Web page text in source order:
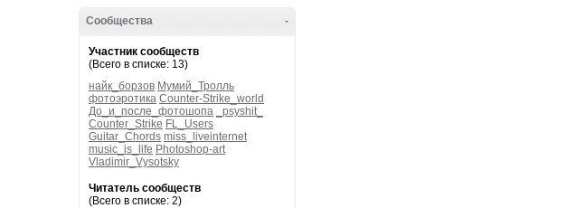
-
Сообщества
Участник сообществ
(Всего в списке: 13)
найк_борзов Мумий_Тролль
фотоэротика Counter-Strike_world
До_и_после_фотошопа
_psyshit_
Counter_Strike FL_Users
Guitar_Chords miss_liveinternet
music_is_life Photoshop-art
Vladimir_Vysotsky
Читатель сообществ
(Всего в списке: 2)